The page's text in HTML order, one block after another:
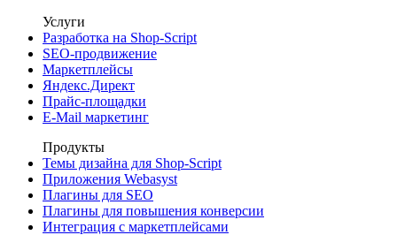
Услуги
Разработка на Shop-Script
SEO-продвижение
Маркетплейсы
Яндекс.Директ
Прайс-площадки
E-Mail маркетинг
Продукты
Темы дизайна для Shop-Script
Приложения Webasyst
Плагины для SEO
Плагины для повышения конверсии
Интеграция с маркетплейсами